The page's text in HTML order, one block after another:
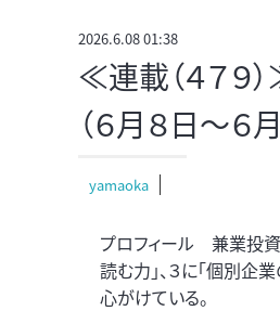
2026.6.08 01:38
≪連載（４７
（６月８日～６
yamaoka
プロフィール 兼業投資
読む力」、３に「個別企
心がけている。